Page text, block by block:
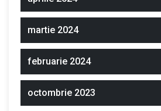
martie 2024
februarie 2024
octombrie 2023